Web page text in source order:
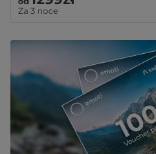
Za 3 noce